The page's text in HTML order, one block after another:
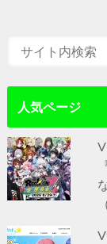
人気ページ